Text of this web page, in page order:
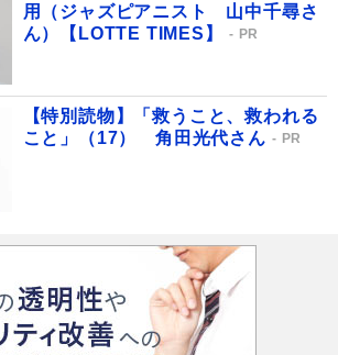
用（ジャズピアニスト 山中千尋さ
ん）【LOTTE TIMES】
PR
【特別読物】「救うこと、救われる
こと」（17） 角田光代さん
PR